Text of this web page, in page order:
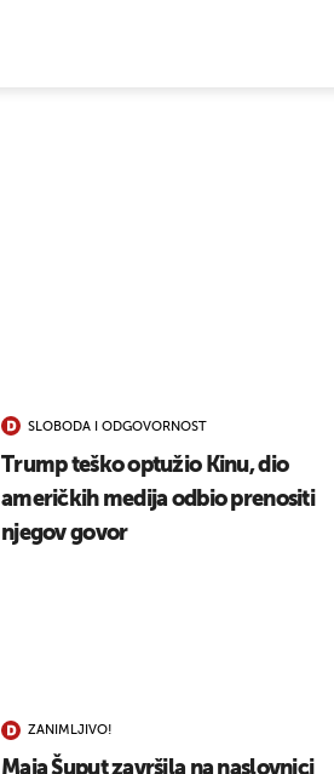
SLOBODA I ODGOVORNOST
Trump teško optužio Kinu, dio
američkih medija odbio prenositi
njegov govor
ZANIMLJIVO!
Maja Šuput završila na naslovnici